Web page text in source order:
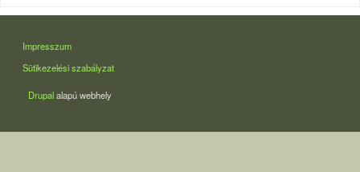
LÁBLÉC
Impresszum
Sütikezelési szabályzat
Drupalalapú webhely